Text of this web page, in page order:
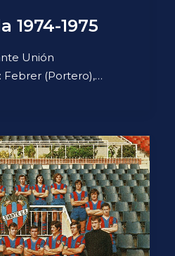
1974-1975
Unión
Febrer (Portero),…